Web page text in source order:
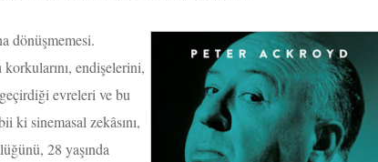
dönüşmemesi.
endişelerini,
evreleri ve bu
ki sinemasal zekâsını,
28 yaşında